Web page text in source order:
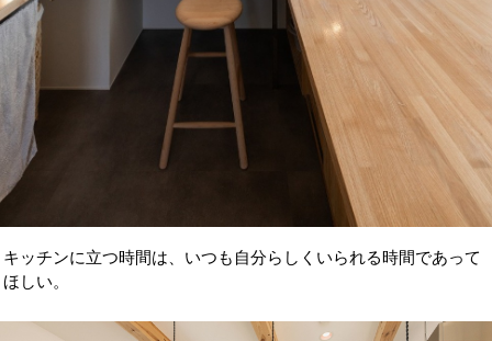
キッチンに立つ時間は、いつも自分らしくいられる時間であって
ほしい。